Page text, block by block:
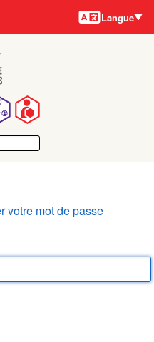
Langues
Langue
votre mot de passe